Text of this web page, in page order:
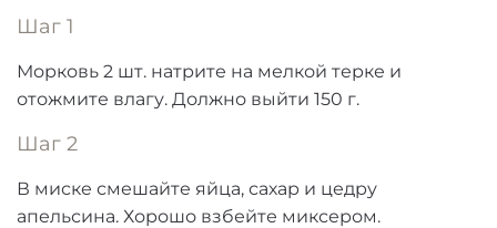
Шаг 1
Морковь 2 шт. натрите на мелкой терке и
отожмите влагу. Должно выйти 150 г.
Шаг 2
В миске смешайте яйца, сахар и цедру
апельсина. Хорошо взбейте миксером.